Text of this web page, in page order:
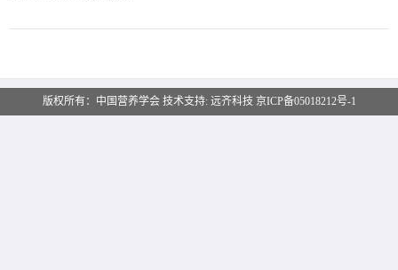
版权所有：中国营养学会 技术支持: 远齐科技 京ICP备05018212号-1